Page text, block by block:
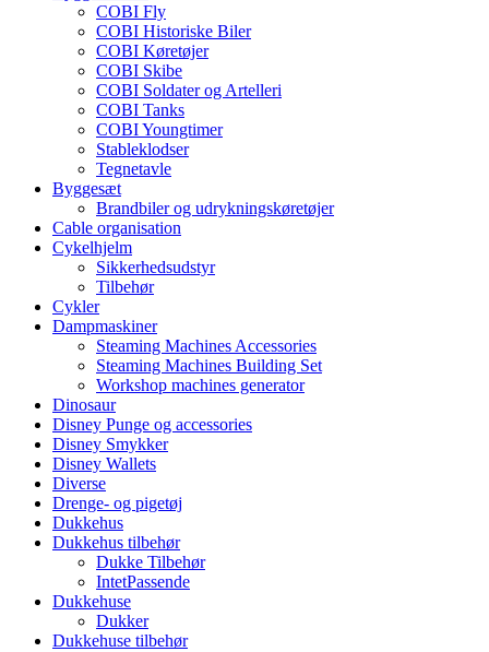
COBI Fly
COBI Historiske Biler
COBI Køretøjer
COBI Skibe
COBI Soldater og Artelleri
COBI Tanks
COBI Youngtimer
Stableklodser
Tegnetavle
Byggesæt
Brandbiler og udrykningskøretøjer
Cable organisation
Cykelhjelm
Sikkerhedsudstyr
Tilbehør
Cykler
Dampmaskiner
Steaming Machines Accessories
Steaming Machines Building Set
Workshop machines generator
Dinosaur
Disney Punge og accessories
Disney Smykker
Disney Wallets
Diverse
Drenge- og pigetøj
Dukkehus
Dukkehus tilbehør
Dukke Tilbehør
IntetPassende
Dukkehuse
Dukker
Dukkehuse tilbehør